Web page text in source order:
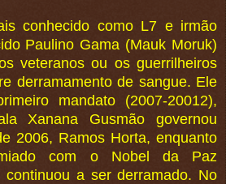
conhecido como L7 e irmão
Paulino Gama (Mauk Moruk)
veteranos ou os guerrilheiros
derramamento de sangue. Ele
mandato (2007-20012),
Xanana Gusmão governou
2006, Ramos Horta, enquanto
com o Nobel da Paz
continuou a ser derramado. No